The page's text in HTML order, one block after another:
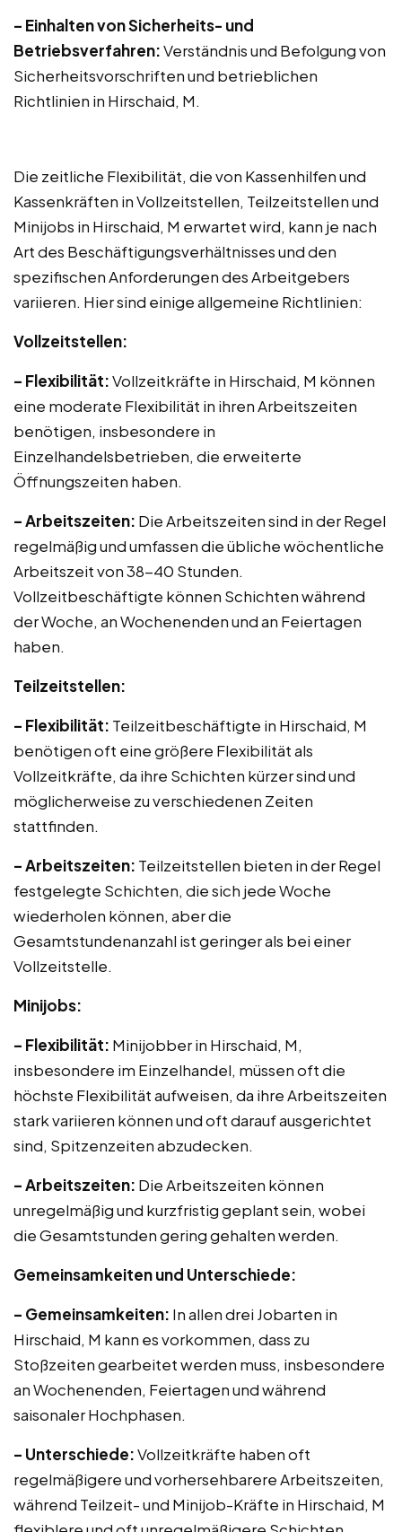
– Einhalten von Sicherheits- und
Betriebsverfahren:Verständnis und Befolgung von
Sicherheitsvorschriften und betrieblichen
Richtlinien in Hirschaid, M.
Die zeitliche Flexibilität, die von Kassenhilfen und
Kassenkräften in Vollzeitstellen, Teilzeitstellen und
Minijobs in Hirschaid, M erwartet wird, kann je nach
Art des Beschäftigungsverhältnisses und den
spezifischen Anforderungen des Arbeitgebers
variieren. Hier sind einige allgemeine Richtlinien:
Vollzeitstellen:
– Flexibilität:Vollzeitkräfte in Hirschaid, M können
eine moderate Flexibilität in ihren Arbeitszeiten
benötigen, insbesondere in
Einzelhandelsbetrieben, die erweiterte
Öffnungszeiten haben.
– Arbeitszeiten: Die Arbeitszeiten sind in der Regel
regelmäßig und umfassen die übliche wöchentliche
Arbeitszeit von 38-40 Stunden.
Vollzeitbeschäftigte können Schichten während
der Woche, an Wochenenden und an Feiertagen
haben.
Teilzeitstellen:
– Flexibilität: Teilzeitbeschäftigte in Hirschaid, M
benötigen oft eine größere Flexibilität als
Vollzeitkräfte, da ihre Schichten kürzer sind und
möglicherweise zu verschiedenen Zeiten
stattfinden.
– Arbeitszeiten: Teilzeitstellen bieten in der Regel
festgelegte Schichten, die sich jede Woche
wiederholen können, aber die
Gesamtstundenanzahl ist geringer als bei einer
Vollzeitstelle.
Minijobs:
– Flexibilität: Minijobber in Hirschaid, M,
insbesondere im Einzelhandel, müssen oft die
höchste Flexibilität aufweisen, da ihre Arbeitszeiten
stark variieren können und oft darauf ausgerichtet
sind, Spitzenzeiten abzudecken.
– Arbeitszeiten: Die Arbeitszeiten können
unregelmäßig und kurzfristig geplant sein, wobei
die Gesamtstunden gering gehalten werden.
Gemeinsamkeiten und Unterschiede:
– Gemeinsamkeiten: In allen drei Jobarten in
Hirschaid, M kann es vorkommen, dass zu
Stoßzeiten gearbeitet werden muss, insbesondere
an Wochenenden, Feiertagen und während
saisonaler Hochphasen.
– Unterschiede:Vollzeitkräfte haben oft
regelmäßigere und vorhersehbarere Arbeitszeiten,
während Teilzeit- und Minijob-Kräfte in Hirschaid, M